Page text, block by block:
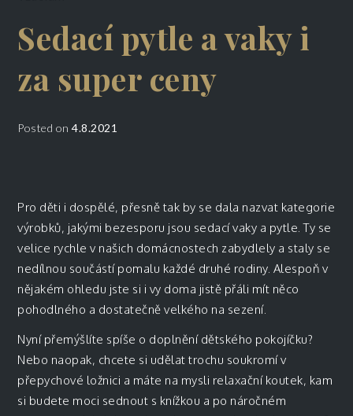
Sedací pytle a vaky i
za super ceny
Posted on4.8.2021
Pro děti i dospělé, přesně tak by se dala nazvat kategorie
výrobků, jakými bezesporu jsou sedací vaky a pytle. Ty se
velice rychle v našich domácnostech zabydlely a staly se
nedílnou součástí pomalu každé druhé rodiny. Alespoň v
nějakém ohledu jste si i vy doma jistě přáli mít něco
pohodlného a dostatečně velkého na sezení.
Nyní přemýšlíte spíše o doplnění dětského pokojíčku?
Nebo naopak, chcete si udělat trochu soukromí v
přepychové ložnici a máte na mysli relaxační koutek, kam
si budete moci sednout s knížkou a po náročném